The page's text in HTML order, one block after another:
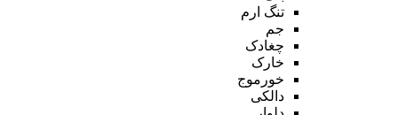
تنگ ارم
جم
چغادک
خارک
خورموج
دالکی